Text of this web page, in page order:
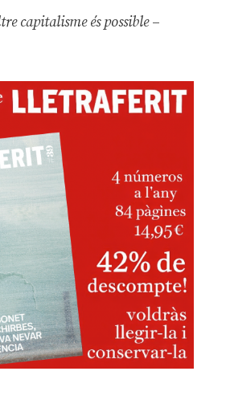
capitalisme és possible –